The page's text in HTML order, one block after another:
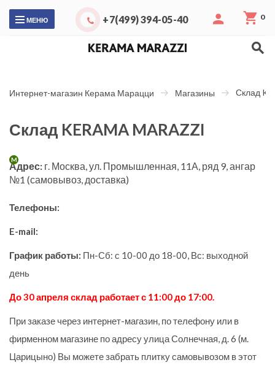
МЕНЮ +7(499) 394-05-40 0
Интернет-магазин Керама Марацци Магазины Склад
Склад KERAMA MARAZZI
M
Адрес: г. Москва, ул. Промышленная, 11А, ряд 9, ангар
№1 (самовывоз, доставка)
Телефоны:
E-mail:
График работы: Пн-Сб: с 10-00 до 18-00, Вс: выходной
день
До 30 апреля склад работает с 11:00 до 17:00.
При заказе через интернет-магазин, по телефону или в
фирменном магазине по адресу улица Солнечная, д. 6 (м.
Царицыно) Вы можете забрать плитку самовывозом в этот